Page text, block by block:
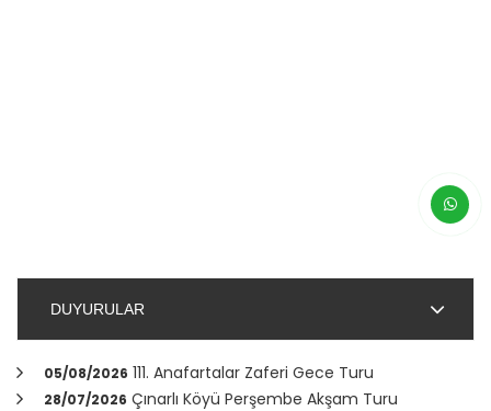
DUYURULAR
05/08/2026 111. Anafartalar Zaferi Gece Turu
28/07/2026 Çınarlı Köyü Perşembe Akşam Turu